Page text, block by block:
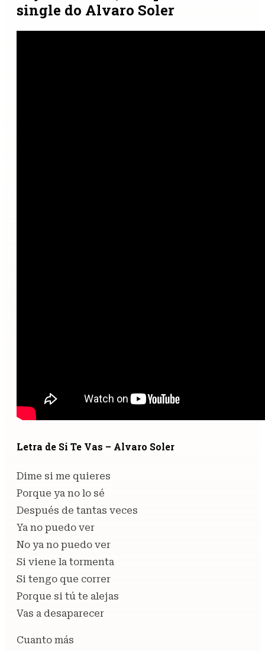
single do Alvaro Soler
Letra de Si Te Vas – Alvaro Soler
Dime si me quieres
Porque ya no lo sé
Después de tantas veces
Ya no puedo ver
No ya no puedo ver
Si viene la tormenta
Si tengo que correr
Porque si tú te alejas
Vas a desaparecer
Cuanto más